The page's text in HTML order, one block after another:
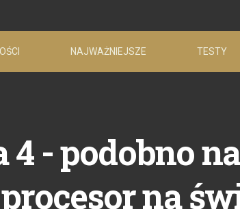
NAJWAŻNIEJSZE TESTY
4 - podobno
procesor na